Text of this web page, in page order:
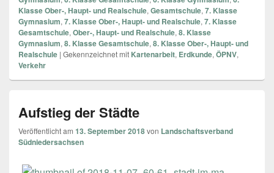
Klasse Ober-, Haupt- und Realschule, Gesamtschule, 7. Klasse
Gymnasium, 7. Klasse Ober-, Haupt- und Realschule, 7. Klasse
Gesamtschule, Ober-, Haupt- und Realschule, 8. Klasse
Gymnasium, 8. Klasse Gesamtschule, 8. Klasse Ober-, Haupt- und
Realschule | Gekennzeichnet mit Kartenarbeit, Erdkunde, ÖPNV,
Verkehr
Aufstieg der Städte
Veröffentlicht am 13. September 2018von Landschaftsverband
Südniedersachsen